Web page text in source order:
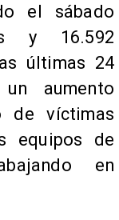
el sábado
y 16.592
últimas 24
aumento
de víctimas
equipos de
en